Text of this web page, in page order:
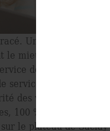
Une armée de
mieux, et quand
de livraison de
service de livraison
des villes.
100 % électriques,
le plateau de